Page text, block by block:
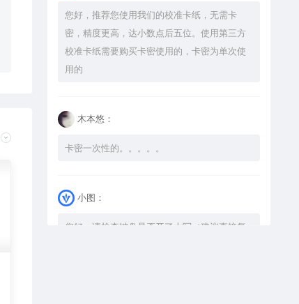
您好，推荐您使用我们的校准卡纸，无需卡
密，精度更高，达小数点后五位。使用第三方
校准卡纸需要购买卡密使用的，卡密为单次使
用的
木本悠：
卡密一次性的。。。。。
小图：
您好，请检查键盘是否开了大写（建议直接复